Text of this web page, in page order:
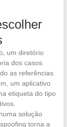
um diretório
dos casos.
as referências.
um aplicativo
etiqueta do tipo
solução
torna a